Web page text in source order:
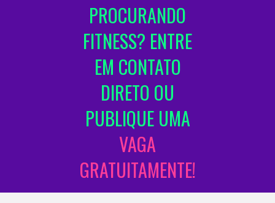
PROCURANDO
FITNESS? ENTRE
EM CONTATO
DIRETO OU
PUBLIQUE UMA
VAGA
GRATUITAMENTE!